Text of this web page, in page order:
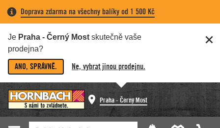
Doprava zdarma na všechny balíky od 1 500 Kč
Je Praha - Černý Most skutečně vaše
prodejna?
ANO, SPRÁVNĚ. Ne, vybrat jinou prodejnu.
Praha - Černý Most